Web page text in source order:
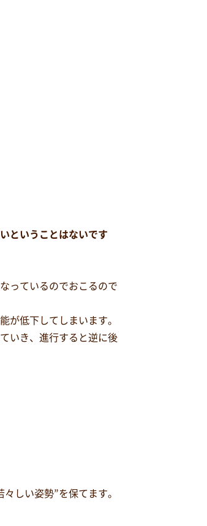
ということはないです
っているのでおこるので
が低下してしまいます。
いき、進行すると逆に後
しい姿勢”を保てます。